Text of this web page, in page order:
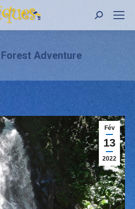
:
Adventure
Fév
13
2022